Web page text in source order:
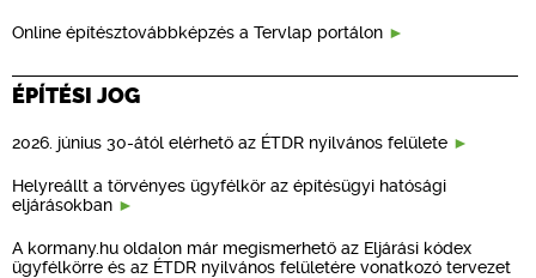
Online építésztovábbképzés a Tervlap portálon
ÉPÍTÉSI JOG
2026. június 30-ától elérhető az ÉTDR nyilvános felülete
Helyreállt a törvényes ügyfélkör az építésügyi hatósági
eljárásokban
A kormany.hu oldalon már megismerhető az Eljárási kódex
ügyfélkörre és az ÉTDR nyilvános felületére vonatkozó tervezet